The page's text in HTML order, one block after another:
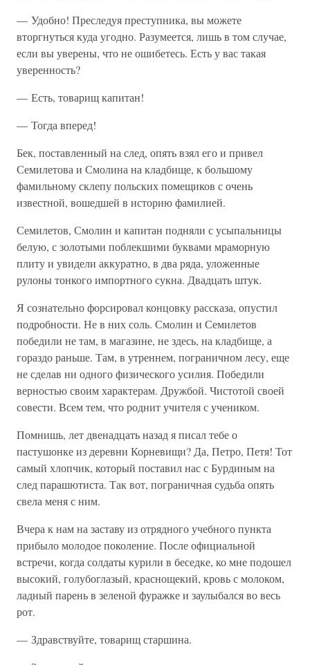
— Удобно! Преследуя преступника, вы можете
вторгнуться куда угодно. Разумеется, лишь в том случае,
если вы уверены, что не ошибетесь. Есть у вас такая
уверенность?
— Есть, товарищ капитан!
— Тогда вперед!
Бек, поставленный на след, опять взял его и привел
Семилетова и Смолина на кладбище, к большому
фамильному склепу польских помещиков с очень
известной, вошедшей в историю фамилией.
Семилетов, Смолин и капитан подняли с усыпальницы
белую, с золотыми поблекшими буквами мраморную
плиту и увидели аккуратно, в два ряда, уложенные
рулоны тонкого импортного сукна. Двадцать штук.
Я сознательно форсировал концовку рассказа, опустил
подробности. Не в них соль. Смолин и Семилетов
победили не там, в магазине, не здесь, на кладбище, а
гораздо раньше. Там, в утреннем, пограничном лесу, еще
не сделав ни одного физического усилия. Победили
верностью своим характерам. Дружбой. Чистотой своей
совести. Всем тем, что роднит учителя с учеником.
Помнишь, лет двенадцать назад я писал тебе о
пастушонке из деревни Корневищи? Да, Петро, Петя! Тот
самый хлопчик, который поставил нас с Бурдиным на
след парашютиста. Так вот, пограничная судьба опять
свела меня с ним.
Вчера к нам на заставу из отрядного учебного пункта
прибыло молодое поколение. После официальной
встречи, когда солдаты курили в беседке, ко мне подошел
высокий, голубоглазый, краснощекий, кровь с молоком,
ладный парень в зеленой фуражке и заулыбался во весь
рот.
— Здравствуйте, товарищ старшина.